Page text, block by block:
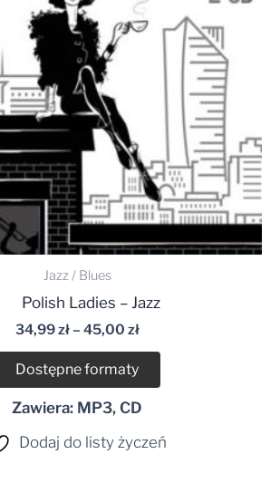
Jazz / Blues
Odtwarzacz
plików
dźwiękowych
Polish Ladies – Jazz
34,99zł– 45,00 zł
Dostępne formaty
Zawiera: MP3, CD
Dodaj do listy życzeń